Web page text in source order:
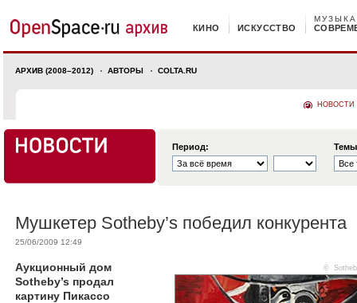
КИНО ИСКУССТВО
МУЗЫКА
АРХИВ (2008–2012) АВТОРЫ COLTA.RU
НОВОСТИ
Период:
Мушкетер Sotheby’s победил конкурента
25/06/2009 12:49
©
Аукционный дом
Sotheby’s продал
картину Пикассо